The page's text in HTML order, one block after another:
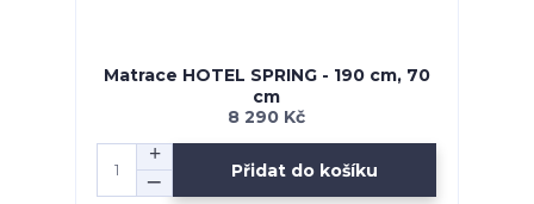
Matrace HOTEL SPRING - 190 cm, 70
cm
8 290 Kč
Přidat do košíku